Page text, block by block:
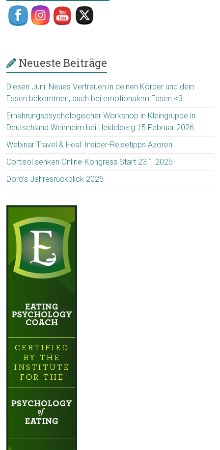
Neueste Beiträge
Diesen Juni: Neues Vertrauen in deinen Körper und dein
Essen bekommen, auch bei emotionalem Essen <3
Ernährungspsychologischer Workshop in Kleingruppe in
Deutschland Weinheim bei Heidelberg 15.Februar 2026
Webinar Travel & Heal: Insider-Reisetipps Azoren
Cortisol senken Online-Kongress Start 23.1.2025
Doro’s Jahresrückblick 2025